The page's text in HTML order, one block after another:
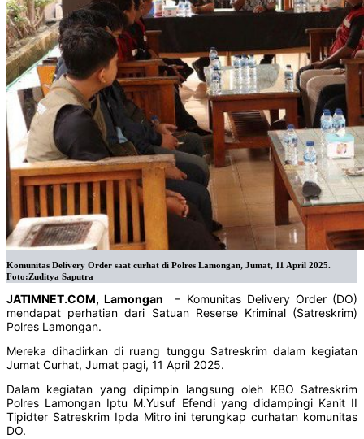
Komunitas Delivery Order saat curhat di Polres Lamongan, Jumat, 11 April 2025.
Foto:Zuditya Saputra
JATIMNET.COM, Lamongan – Komunitas Delivery Order (DO)
mendapat perhatian dari Satuan Reserse Kriminal (Satreskrim)
Polres Lamongan.
Mereka dihadirkan di ruang tunggu Satreskrim dalam kegiatan
Jumat Curhat, Jumat pagi, 11 April 2025.
Dalam kegiatan yang dipimpin langsung oleh KBO Satreskrim
Polres Lamongan Iptu M.Yusuf Efendi yang didampingi Kanit II
Tipidter Satreskrim Ipda Mitro ini terungkap curhatan komunitas
DO.